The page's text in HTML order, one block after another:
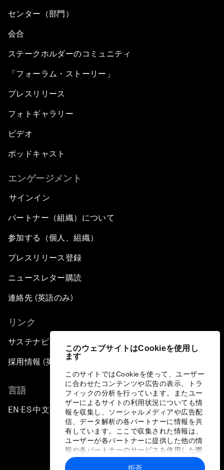
このウェブサイトはCookieを使用し
ます
このサイトではCookieを使って、ユーザー
に合わせたコンテンツや広告の表示、トラ
フィックの分析を行っています。またユー
ザーによるサイトの利用状況についても情
報を収集し、ソーシャルメディアや広告配
信、データ解析の各パートナーに情報を共
有しています。ここで収集された情報は、
ユーザーが各パートナーに提供した他の情
報や各パートナーのサービスを使用した際
に収集された情報と組み合わされ、各パー
拒否
センター（部門）
会合
ステークホルダーのコミュニティ
「フォーラム・ストーリー」
プレスリリース
フォトギャラリー
ビデオ
ポッドキャスト
エンゲージメント
サインイン
パートナー（組織）について
参加する（個人、組織）
プレスリリース登録
ニュースレター購読
連絡先 (英語のみ)
リンク
サステナビリティへの取り組み
採用情報 (英語のみ)
言語
EN ▪ES▪中文▪ 日本語